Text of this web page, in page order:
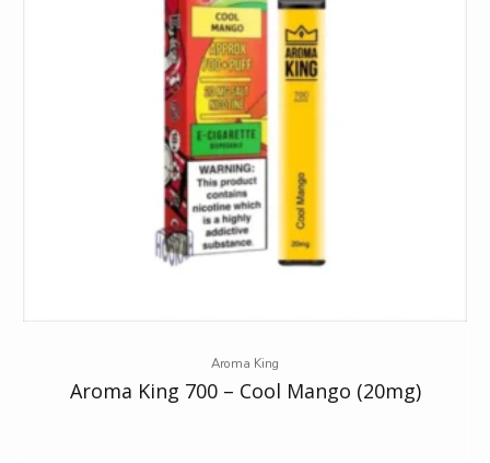
Aroma King
Aroma King 700 – Cool Mango (20mg)